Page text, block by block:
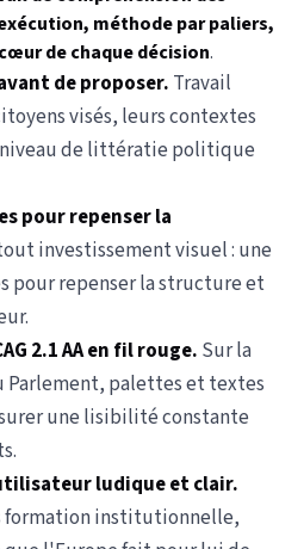
méthode par paliers,
de chaque décision.
de proposer. Travail
visés, leurs contextes
de littératie politique
pour repenser la
investissement visuel : une
pour repenser la structure et
2.1 AA en fil rouge. Sur la
Parlement, palettes et textes
une lisibilité constante
ludique et clair.
formation institutionnelle,